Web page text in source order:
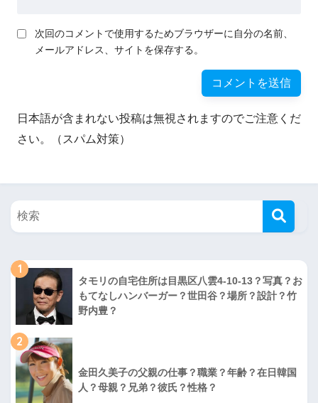
次回のコメントで使用するためブラウザーに自分の名前、
メールアドレス、サイトを保存する。
日本語が含まれない投稿は無視されますのでご注意くだ
さい。（スパム対策）
1
タモリの自宅住所は目黒区八雲4-10-13？写真？お
もてなしハンバーガー？世田谷？場所？設計？竹
野内豊？
2
金田久美子の父親の仕事？職業？年齢？在日韓国
人？母親？兄弟？彼氏？性格？